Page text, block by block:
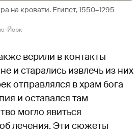
на кровати. Египет, 1550–1295
Йорк
верили в контакты
и старались извлечь из них
отправлялся в храм бога
и оставался там
могло явиться
лечения. Эти сюжеты